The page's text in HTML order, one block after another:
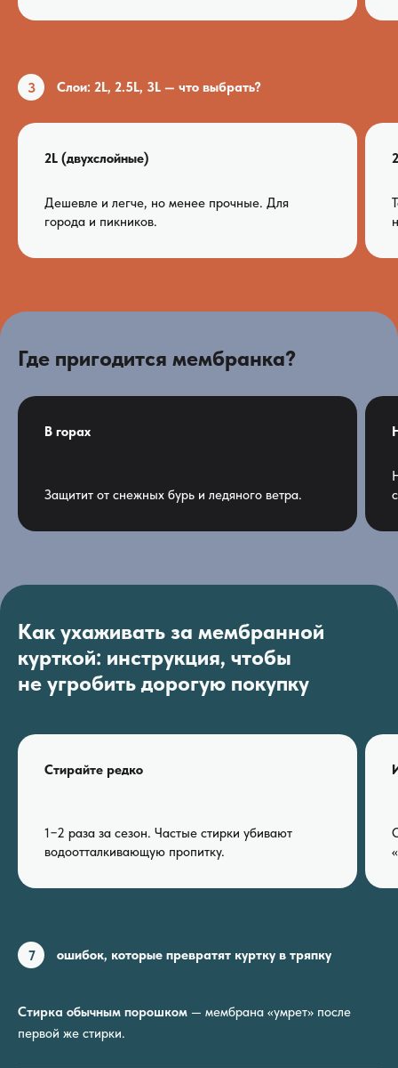
3 Слои: 2L, 2.5L, 3L — что выбрать?
2L (двухслойные)
Дешевле и легче, но менее прочные. Для
города и пикников.
Где пригодится мембранка?
В горах
Защитит от снежных бурь и ледяного ветра.
Как ухаживать за мембранной
курткой: инструкция, чтобы
не угробить дорогую покупку
Стирайте редко
1−2 раза за сезон. Частые стирки убивают
водоотталкивающую пропитку.
7 ошибок, которые превратят куртку в тряпку
Стирка обычным порошком — мембрана «умрет» после
первой же стирки.